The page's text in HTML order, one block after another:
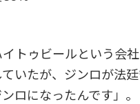
イトゥビールという会
いたが、ジンロが法
ロになったんです」。